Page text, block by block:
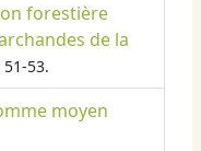
forestière
de la
53.
moyen